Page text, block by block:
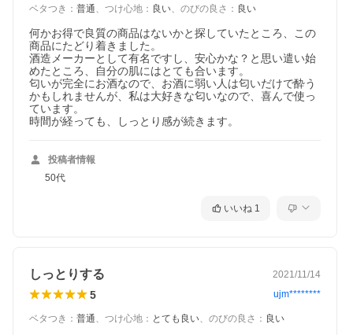
ベタつき ： 普通、 つけ心地 ： 良い、 のびの良さ ： 良い
何かお得で良質の商品はないかと探していたところ、この
商品にたどり着きました。
酒造メーカーとして有名ですし、安心かな？と思い遣い始
めたところ、自分の肌にはとても合います。
匂いが完全にお酒なので、お酒に弱い人は匂いだけで酔う
かもしれませんが、私は大好きな匂いなので、喜んで使っ
ています。
時間が経っても、しっとり感が続きます。
投稿者情報
50代
いいね 1
しっとりする 2021/11/14
5 ujm********
ベタつき ： 普通、 つけ心地 ： とても良い、 のびの良さ ： 良い